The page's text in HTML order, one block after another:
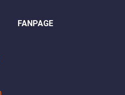
FANPAGE